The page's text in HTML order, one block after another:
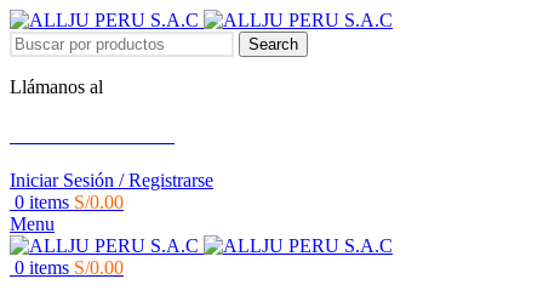
Search
Llámanos al
Iniciar Sesión / Registrarse
0 items S/0.00
Menu
0 items S/0.00